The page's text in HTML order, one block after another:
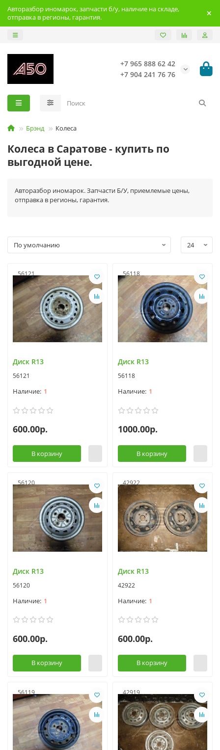
Авторазбор иномарок, запчасти б/у, наличие на складе,
отправка в регионы, гарантия.
+7 965 888 62 42
+7 904 241 76 76
Брэнд Колеса
Колеса в Саратове - купить по
выгодной цене.
Авторазбор иномарок. Запчасти Б/У, приемлемые цены,
отправка в регионы, гарантия.
56121
Диск R13
56121
1
600.00р.
В корзину
56118
Диск R13
56118
1
1000.00р.
В корзину
56120
Диск R13
56120
1
600.00р.
В корзину
42922
Диск R13
42922
1
600.00р.
В корзину
56119 42919